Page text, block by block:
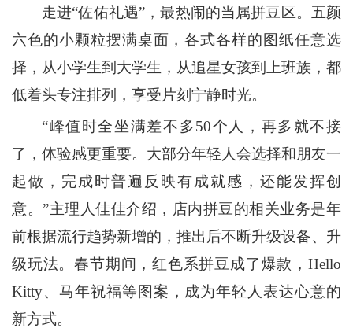
走进“佐佑礼遇”，最热闹的当属拼豆区。五颜
六色的小颗粒摆满桌面，各式各样的图纸任意选
择，从小学生到大学生，从追星女孩到上班族，都
低着头专注排列，享受片刻宁静时光。
“峰值时全坐满差不多50个人，再多就不接
了，体验感更重要。大部分年轻人会选择和朋友一
起做，完成时普遍反映有成就感，还能发挥创
意。”主理人佳佳介绍，店内拼豆的相关业务是年
前根据流行趋势新增的，推出后不断升级设备、升
级玩法。春节期间，红色系拼豆成了爆款，Hello
Kitty、马年祝福等图案，成为年轻人表达心意的
新方式。